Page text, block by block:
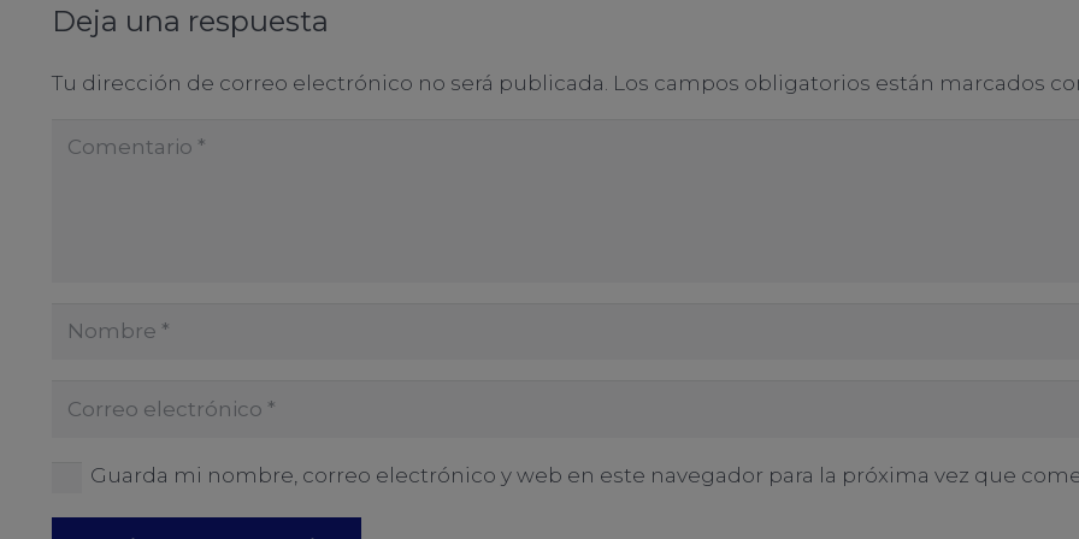
Deja una respuesta
Tu dirección de correo electrónico no será publicada. Los campos obligatorios están marcados
Guarda mi nombre, correo electrónico y web en este navegador para la próxima vez que